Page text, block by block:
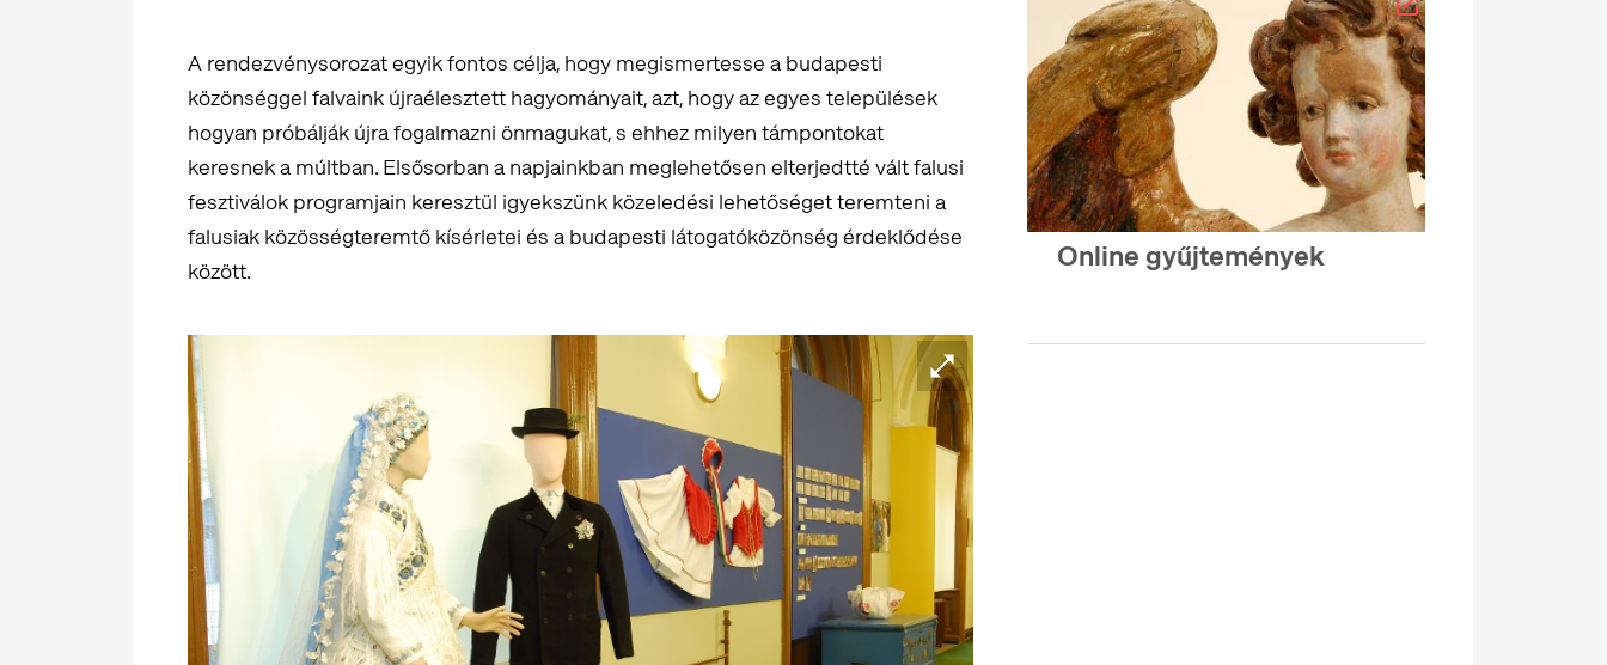
A rendezvénysorozat egyik fontos célja, hogy megismertesse a budapesti
közönséggel falvaink újraélesztett hagyományait, azt, hogy az egyes települések
hogyan próbálják újra fogalmazni önmagukat, s ehhez milyen támpontokat
keresnek a múltban. Elsősorban a napjainkban meglehetősen elterjedtté vált falusi
fesztiválok programjain keresztül igyekszünk közeledési lehetőséget teremteni a
falusiak közösségteremtő kísérletei és a budapesti látogatóközönség érdeklődése
között.
Online gyűjtemények